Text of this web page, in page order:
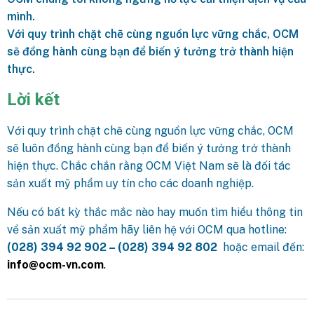
mình.
Với quy trình chặt chẽ cùng nguồn lực vững chắc, OCM
sẽ đồng hành cùng bạn để biến ý tưởng trở thành hiện
thực.
Lời kết
Với quy trình chặt chẽ cùng nguồn lực vững chắc, OCM
sẽ luôn đồng hành cùng bạn để biến ý tưởng trở thành
hiện thực. Chắc chắn rằng OCM Việt Nam sẽ là đối tác
sản xuất mỹ phẩm uy tín cho các doanh nghiệp.
Nếu có bất kỳ thắc mắc nào hay muốn tìm hiểu thông tin
về sản xuất mỹ phẩm hãy liên hệ với OCM qua hotline:
(028) 394 92 902 – (028) 394 92 802 hoặc email đến:
info@ocm-vn.com.